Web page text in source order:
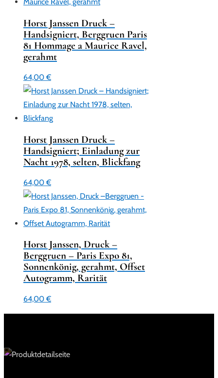
Horst Janssen Druck –
Handsigniert, Berggruen Paris
81 Hommage a Maurice Ravel,
gerahmt
64,00€
Horst Janssen Druck –
Handsigniert; Einladung zur
Nacht 1978, selten, Blickfang
64,00€
Horst Janssen, Druck –
Berggruen – Paris Expo 81,
Sonnenkönig, gerahmt, Offset
Autogramm, Rarität
64,00€